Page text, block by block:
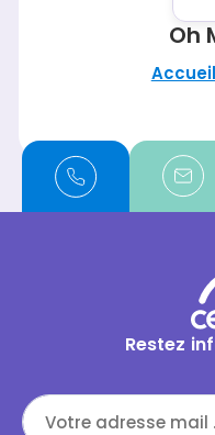
Oh
Restez